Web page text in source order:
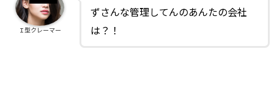
ずさんな管理してんのあんたの会社
は？！
Ｉ型クレーマー